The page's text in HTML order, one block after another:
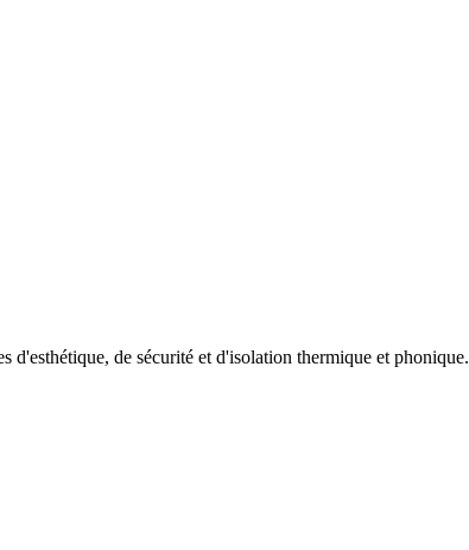
d'esthétique, de sécurité et d'isolation thermique et phonique.